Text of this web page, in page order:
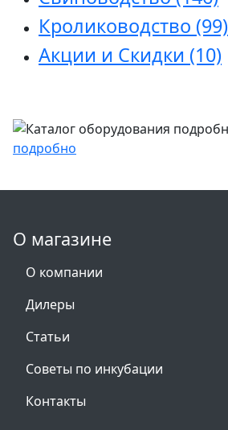
Кролиководство (99)
Акции и Скидки (10)
подробно
О магазине
О компании
Дилеры
Статьи
Советы по инкубации
Контакты